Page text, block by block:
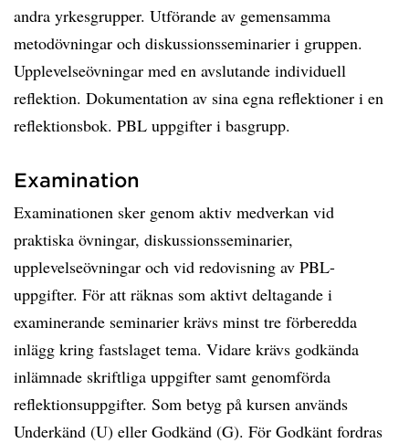
andra yrkesgrupper. Utförande av gemensamma
metodövningar och diskussionsseminarier i gruppen.
Upplevelseövningar med en avslutande individuell
reflektion. Dokumentation av sina egna reflektioner i en
reflektionsbok. PBL uppgifter i basgrupp.
Examination
Examinationen sker genom aktiv medverkan vid
praktiska övningar, diskussionsseminarier,
upplevelseövningar och vid redovisning av PBL-
uppgifter. För att räknas som aktivt deltagande i
examinerande seminarier krävs minst tre förberedda
inlägg kring fastslaget tema. Vidare krävs godkända
inlämnade skriftliga uppgifter samt genomförda
reflektionsuppgifter. Som betyg på kursen används
Underkänd (U) eller Godkänd (G). För Godkänt fordras